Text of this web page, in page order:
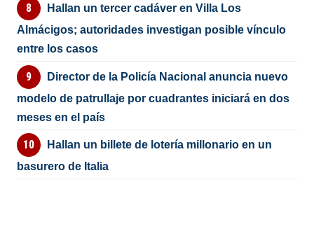
Hallan un tercer cadáver en Villa Los
Almácigos; autoridades investigan posible vínculo
entre los casos
Director de la Policía Nacional anuncia nuevo
modelo de patrullaje por cuadrantes iniciará en dos
meses en el país
Hallan un billete de lotería millonario en un
basurero de Italia